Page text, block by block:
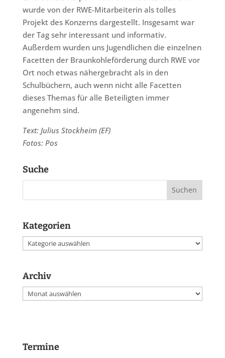
wurde von der RWE-Mitarbeiterin als tolles
Projekt des Konzerns dargestellt. Insgesamt war
der Tag sehr interessant und informativ.
Außerdem wurden uns Jugendlichen die einzelnen
Facetten der Braunkohleförderung durch RWE vor
Ort noch etwas nähergebracht als in den
Schulbüchern, auch wenn nicht alle Facetten
dieses Themas für alle Beteiligten immer
angenehm sind.
Text: Julius Stockheim (EF)
Fotos: Pos
Suche
Kategorien
Kategorien
Archiv
Archiv
Termine